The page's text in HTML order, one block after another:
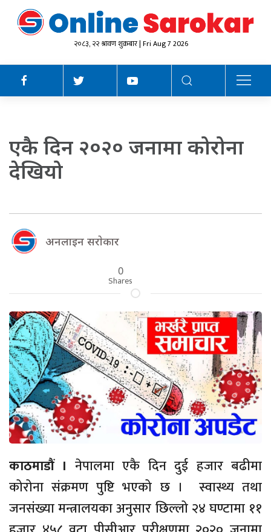
२०८३, २२ श्रावण शुक्रबार | Fri Aug 7 2026
एकै दिन २०२० जनामा कोरोना
देखियो
अनलाइन सराेकार
0
Shares
काठमाडौं । नेपालमा एकै दिन दुई हजार बढीमा
कोरोना संक्रमण पुष्टि भएको छ । स्वास्थ्य तथा
जनसंख्या मन्त्रालयका अनुसार छिल्लो २४ घण्टामा ११